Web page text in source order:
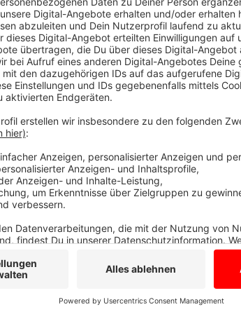
Anzeige
Wichtige Verhaltensregeln für die
Anzeige
Um das Risiko einer Ansteckung zu
herumlaufen lassen, da Hunde ebenfalls
verendeten Feldhasen entdeckt, sollte
Untere Jagdbehörde des Kreises
eine weitere Verbreitung der Krankheit